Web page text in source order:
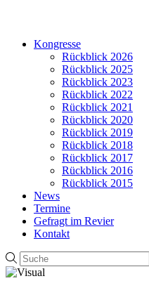
Kongresse
Rückblick 2026
Rückblick 2025
Rückblick 2023
Rückblick 2022
Rückblick 2021
Rückblick 2020
Rückblick 2019
Rückblick 2018
Rückblick 2017
Rückblick 2016
Rückblick 2015
News
Termine
Gefragt im Revier
Kontakt